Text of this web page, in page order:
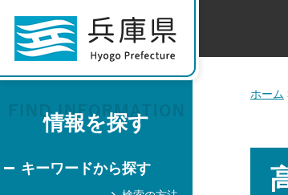
情報を探す
キーワードから探す
ホーム